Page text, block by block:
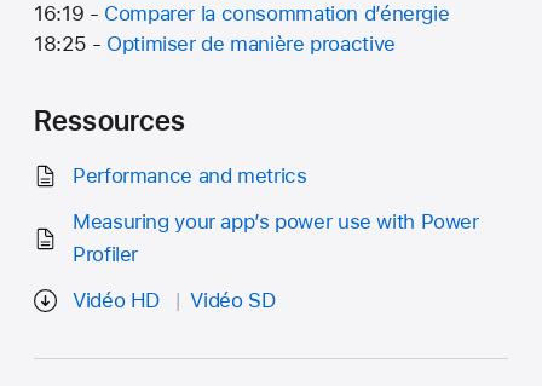
16:19 - Comparer la consommation d’énergie
18:25 - Optimiser de manière proactive
Ressources
Performance and metrics
Measuring your app’s power use with Power
Profiler
Vidéo HD
Vidéo SD